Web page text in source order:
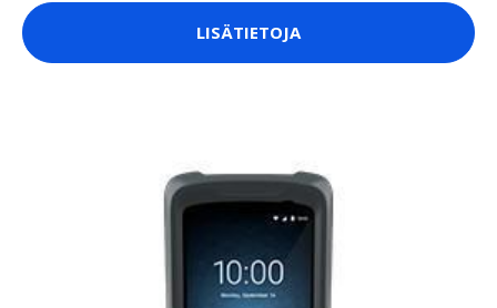
LISÄTIETOJA